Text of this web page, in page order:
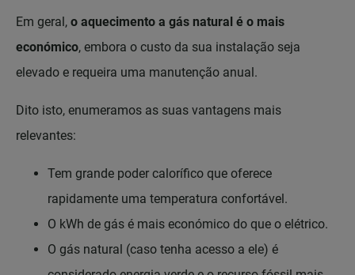
Em geral, o aquecimento a gás natural é o mais
económico, embora o custo da sua instalação seja
elevado e requeira uma manutenção anual.
Dito isto, enumeramos as suas vantagens mais
relevantes:
Tem grande poder calorífico que oferece
rapidamente uma temperatura confortável.
O kWh de gás é mais económico do que o elétrico.
O gás natural (caso tenha acesso a ele) é